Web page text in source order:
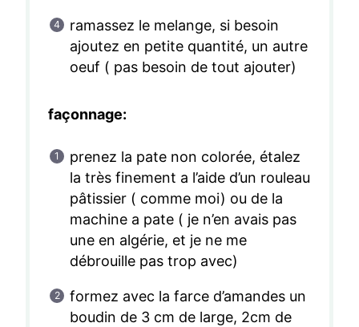
ramassez le melange, si besoin
ajoutez en petite quantité, un autre
oeuf ( pas besoin de tout ajouter)
façonnage:
prenez la pate non colorée, étalez
la très finement a l’aide d’un rouleau
pâtissier ( comme moi) ou de la
machine a pate ( je n’en avais pas
une en algérie, et je ne me
débrouille pas trop avec)
formez avec la farce d’amandes un
boudin de 3 cm de large, 2cm de